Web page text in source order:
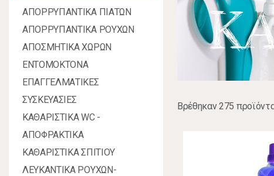
ΑΠΟΡΡΥΠΑΝΤΙΚΑ ΠΙΑΤΩΝ
ΑΠΟΡΡΥΠΑΝΤΙΚΑ ΡΟΥΧΩΝ
ΑΠΟΣΜΗΤΙΚΑ ΧΩΡΩΝ
ΕΝΤΟΜΟΚΤΟΝΑ
ΕΠΑΓΓΕΛΜΑΤΙΚΕΣ
ΣΥΣΚΕΥΑΣΙΕΣ
ΚΑΘΑΡΙΣΤΙΚΑ WC -
ΑΠΟΦΡΑΚΤΙΚΑ
ΚΑΘΑΡΙΣΤΙΚΑ ΣΠΙΤΙΟΥ
ΛΕΥΚΑΝΤΙΚΑ ΡΟΥΧΩΝ-
Βρέθηκαν 275